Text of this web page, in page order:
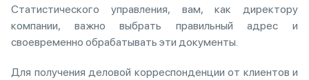
Статистического управления, вам, как директору
компании, важно выбрать правильный адрес и
своевременно обрабатывать эти документы.
Для получения деловой корреспонденции от клиентов и